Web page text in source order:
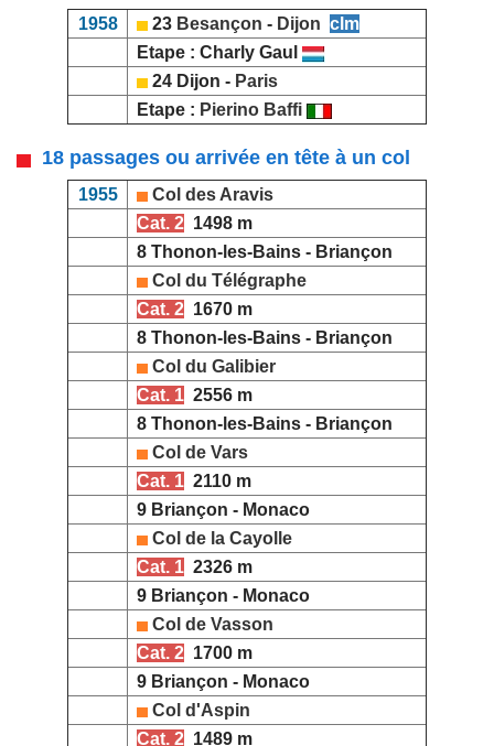
1958 23 Besançon - Dijon clm
Etape : Charly Gaul
24 Dijon - Paris
Etape : Pierino Baffi
18 passages ou arrivée en tête à un col
1955
Col des Aravis
Cat. 2 1498 m
8 Thonon-les-Bains - Briançon
Col du Télégraphe
Cat. 2 1670 m
8 Thonon-les-Bains - Briançon
Col du Galibier
Cat. 1 2556 m
8 Thonon-les-Bains - Briançon
Col de Vars
Cat. 1 2110 m
9 Briançon - Monaco
Col de la Cayolle
Cat. 1 2326 m
9 Briançon - Monaco
Col de Vasson
Cat. 2 1700 m
9 Briançon - Monaco
Col d'Aspin
Cat. 2 1489 m